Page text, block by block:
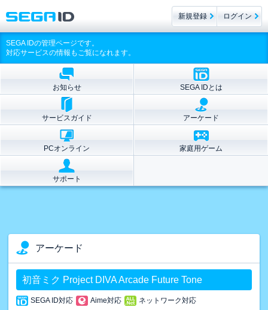
SEGA IDの管理ページです。
対応サービスの情報もご覧になれます。
お知らせ SEGA IDとは
サービスガイド アーケード
PCオンライン 家庭用ゲーム
サポート
アーケード
初音ミク Project DIVA Arcade Future Tone
SEGA ID対応 Aime対応 ネットワーク対応
新規登録 ログイン